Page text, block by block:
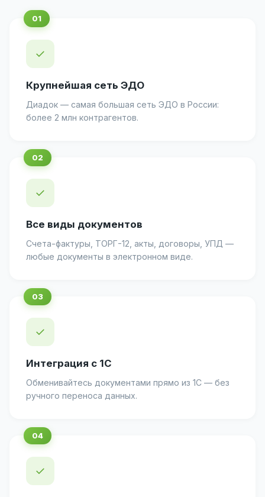
✓
Крупнейшая сеть ЭДО
Диадок — самая большая сеть ЭДО в России:
более 2 млн контрагентов.
✓
Все виды документов
Счета-фактуры, ТОРГ-12, акты, договоры, УПД —
любые документы в электронном виде.
✓
Интеграция с 1С
Обменивайтесь документами прямо из 1С — без
ручного переноса данных.
✓